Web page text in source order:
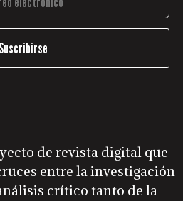
de revista digital que
entre la investigación
crítico tanto de la